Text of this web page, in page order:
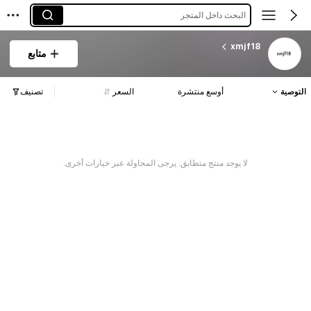
البحث داخل المتجر
xmjf18
متابع
التوصية أوسع منتشرة السعر تصنيف
لا يوجد منتج متطابق. يرجى المحاولة عبر خيارات أخرى.